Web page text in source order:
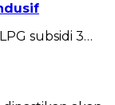
subsidi 3…